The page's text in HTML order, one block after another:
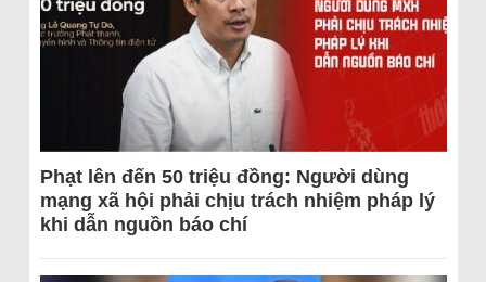
Phạt lên đến 50 triệu đồng: Người dùng
mạng xã hội phải chịu trách nhiệm pháp lý
khi dẫn nguồn báo chí